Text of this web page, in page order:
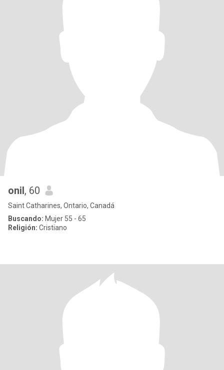
onil, 60
Saint Catharines, Ontario, Canadá
Buscando: Mujer 55 - 65
Religión: Cristiano